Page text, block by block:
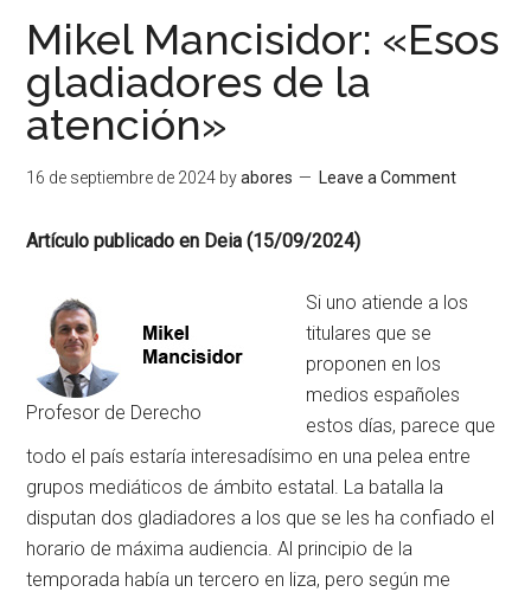
Mikel Mancisidor: «Esos
gladiadores de la
atención»
16 de septiembre de 2024 byabores Leave a Comment
Artículo publicado en Deia (15/09/2024)
Profesor de Derecho
Si uno atiende a los
titulares que se
proponen en los
medios españoles
estos días, parece que
todo el país estaría interesadísimo en una pelea entre
grupos mediáticos de ámbito estatal. La batalla la
disputan dos gladiadores a los que se les ha confiado el
horario de máxima audiencia. Al principio de la
temporada había un tercero en liza, pero según me